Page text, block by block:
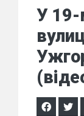
У 19-